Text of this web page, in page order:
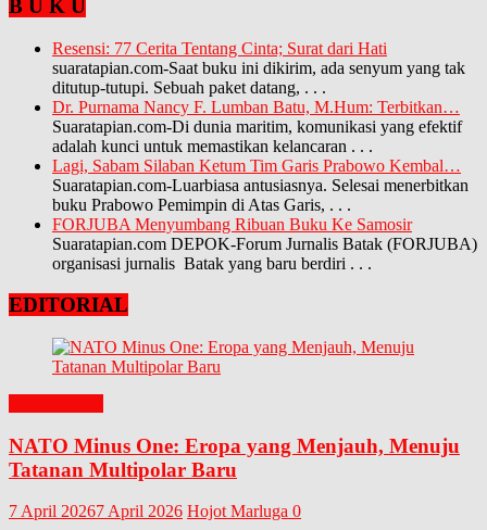
B U K U
Resensi: 77 Cerita Tentang Cinta; Surat dari Hati
suaratapian.com-Saat buku ini dikirim, ada senyum yang tak
ditutup-tutupi. Sebuah paket datang, . . .
Dr. Purnama Nancy F. Lumban Batu, M.Hum: Terbitkan…
Suaratapian.com-Di dunia maritim, komunikasi yang efektif
adalah kunci untuk memastikan kelancaran . . .
Lagi, Sabam Silaban Ketum Tim Garis Prabowo Kembal…
Suaratapian.com-Luarbiasa antusiasnya. Selesai menerbitkan
buku Prabowo Pemimpin di Atas Garis, . . .
FORJUBA Menyumbang Ribuan Buku Ke Samosir
Suaratapian.com DEPOK-Forum Jurnalis Batak (FORJUBA)
organisasi jurnalis Batak yang baru berdiri . . .
EDITORIAL
NATO Minus One: Eropa yang Menjauh, Menuju
Tatanan Multipolar Baru
7 April 20267 April 2026 Hojot Marluga 0